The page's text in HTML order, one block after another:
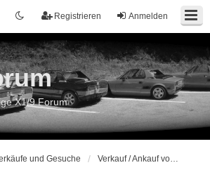
Anmelden
Registrieren
X1/9 Forum
und Gesuche Verkauf / Ankauf von Ersatzteilen / Zubehör